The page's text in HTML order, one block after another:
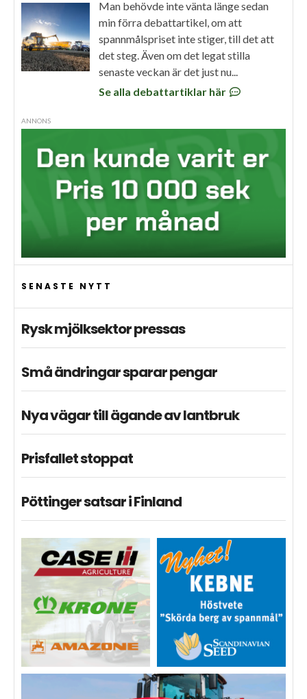
Man behövde inte vänta länge sedan
min förra debattartikel, om att
spannmålspriset inte stiger, till det att
det steg. Även om det legat stilla
senaste veckan är det just nu...
Se alla debattartiklar här
ANNONS
SENASTE NYTT
Rysk mjölksektor pressas
Små ändringar sparar pengar
Nya vägar till ägande av lantbruk
Prisfallet stoppat
Pöttinger satsar i Finland